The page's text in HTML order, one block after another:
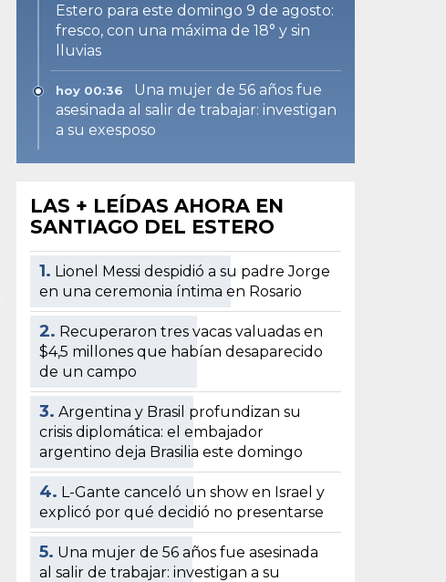
Estero para este domingo 9 de agosto:
fresco, con una máxima de 18° y sin
lluvias
hoy 00:36
Una mujer de 56 años fue
asesinada al salir de trabajar: investigan
a su exesposo
LAS + LEÍDAS AHORA EN
SANTIAGO DEL ESTERO
1. Lionel Messi despidió a su padre Jorge
en una ceremonia íntima en Rosario
2. Recuperaron tres vacas valuadas en
$4,5 millones que habían desaparecido
de un campo
3. Argentina y Brasil profundizan su
crisis diplomática: el embajador
argentino deja Brasilia este domingo
4. L-Gante canceló un show en Israel y
explicó por qué decidió no presentarse
5. Una mujer de 56 años fue asesinada
al salir de trabajar: investigan a su